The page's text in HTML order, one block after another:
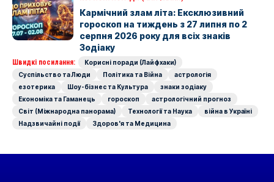
Кармічний злам літа: Ексклюзивний
гороскоп на тиждень з 27 липня по 2
серпня 2026 року для всіх знаків
Зодіаку
Швидкі посилання:
Корисні поради (Лайфхаки)
Суспільство та Люди
Політика та Війна
астрологія
езотерика
Шоу-бізнес та Культура
знаки зодіаку
Економіка та Гаманець
гороскоп
астрологічний прогноз
Світ (Міжнародна панорама)
Технології та Наука
війна в Україні
Надзвичайні події
Здоров'я та Медицина